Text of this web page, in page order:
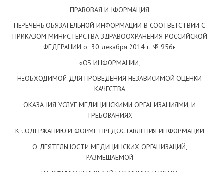
ПРАВОВАЯ ИНФОРМАЦИЯ
ПЕРЕЧЕНЬ ОБЯЗАТЕЛЬНОЙ ИНФОРМАЦИИ В СООТВЕТСТВИИ С
ПРИКАЗОМ МИНИСТЕРСТВА ЗДРАВООХРАНЕНИЯ РОССИЙСКОЙ
ФЕДЕРАЦИИ от 30 декабря 2014 г. № 956н
«ОБ ИНФОРМАЦИИ,
НЕОБХОДИМОЙ ДЛЯ ПРОВЕДЕНИЯ НЕЗАВИСИМОЙ ОЦЕНКИ
КАЧЕСТВА
ОКАЗАНИЯ УСЛУГ МЕДИЦИНСКИМИ ОРГАНИЗАЦИЯМИ, И
ТРЕБОВАНИЯХ
К СОДЕРЖАНИЮ И ФОРМЕ ПРЕДОСТАВЛЕНИЯ ИНФОРМАЦИИ
О ДЕЯТЕЛЬНОСТИ МЕДИЦИНСКИХ ОРГАНИЗАЦИЙ,
РАЗМЕЩАЕМОЙ